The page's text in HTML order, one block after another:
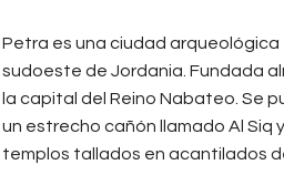
Petra es una ciudad arqueológica
sudoeste de Jordania. Fundada
la capital del Reino Nabateo. Se
un estrecho cañón llamado Al Siq
templos tallados en acantilados